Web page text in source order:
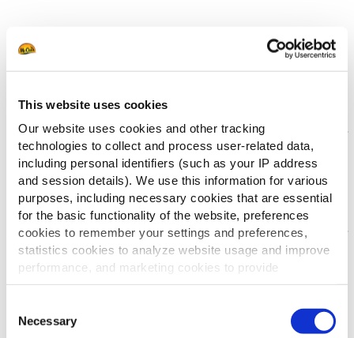
This website uses cookies
Our website uses cookies and other tracking
technologies to collect and process user-related data,
including personal identifiers (such as your IP address
and session details). We use this information for various
purposes, including necessary cookies that are essential
for the basic functionality of the website, preferences
cookies to remember your settings and preferences,
statistics cookies to analyze website usage and improve
performance, and marketing cookies to provide
personalized content and advertising.
By clicking 'Allow all cookies', you consent to the use of
Selection
Necessary
Mac & Cheese